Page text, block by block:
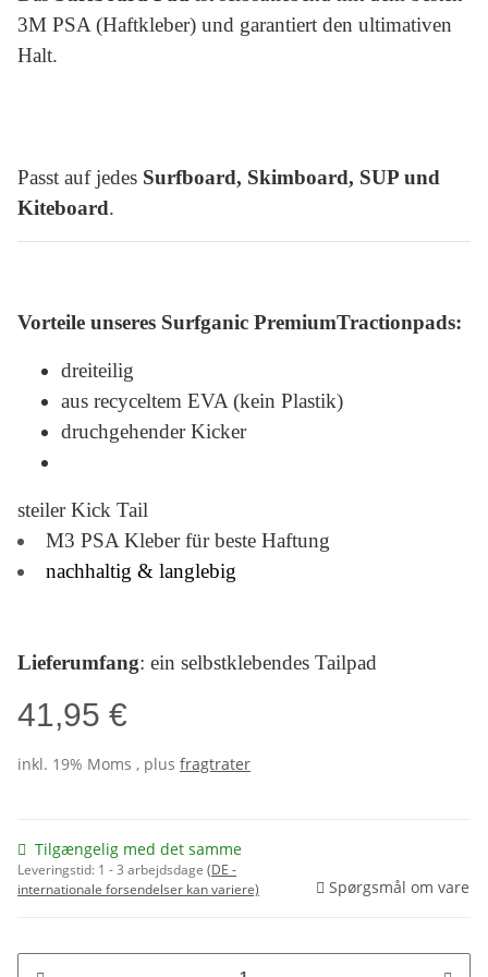
3M PSA (Haftkleber) und garantiert den ultimativen
Halt.
Passt auf jedes Surfboard, Skimboard, SUP und
Kiteboard.
Vorteile unseres Surfganic PremiumTractionpads:
dreiteilig
aus recyceltem EVA (kein Plastik)
druchgehender Kicker
steiler Kick Tail
M3 PSA Kleber für beste Haftung
nachhaltig & langlebig
Lieferumfang: ein selbstklebendes Tailpad
41,95 €
inkl. 19% Moms , plus fragtrater
Tilgængelig med det samme
Leveringstid: 1 - 3 arbejdsdage (DE -
internationale forsendelser kan variere)
Spørgsmål om vare